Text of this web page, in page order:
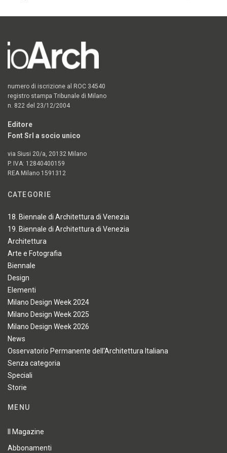
numero di iscrizione al ROC 34540
registro stampa Tribunale di Milano
n. 822 del 23/12/2004
Editore
Font Srl a socio unico
via Siusi 20/a, 20132 Milano
P. IVA: 12840400159
REA Milano 1591312
CATEGORIE
18. Biennale di Architettura di Venezia
19. Biennale di Architettura di Venezia
Architettura
Arte e Fotografia
Biennale
Design
Elementi
Milano Design Week 2024
Milano Design Week 2025
Milano Design Week 2026
News
Osservatorio Permanente dell'Architettura Italiana
Senza categoria
Speciali
Storie
MENU
Il Magazine
Abbonamenti